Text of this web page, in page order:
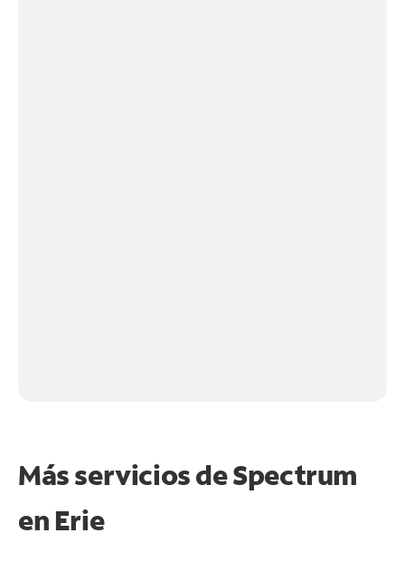
Más servicios de Spectrum
en Erie